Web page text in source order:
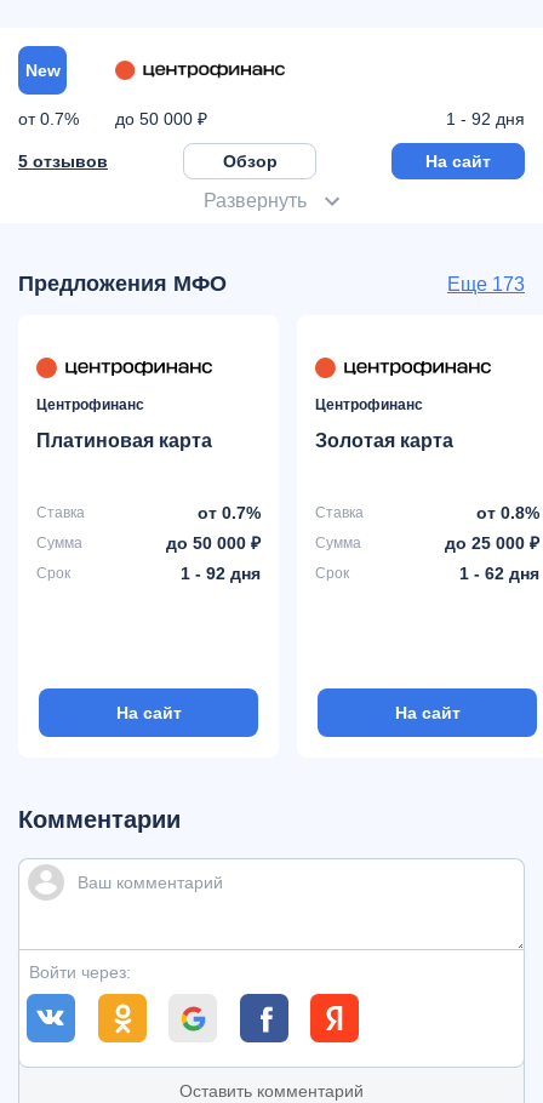
New
от 0.7% до 50 000 ₽ 1 - 92 дня
5 отзывов Обзор На сайт
Развернуть
Предложения МФО Еще 173
Центрофинанс
Платиновая карта
Ставка от 0.7%
Сумма до 50 000 ₽
Срок 1 - 92 дня
На сайт
Центрофинанс
Золотая карта
Ставка от 0.8%
Сумма до 25 000 ₽
Срок 1 - 62 дня
На сайт
Комментарии
Войти через:
Оставить комментарий